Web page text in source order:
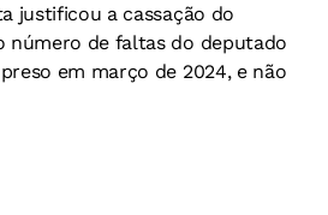
justificou a cassação do
número de faltas do deputado
em março de 2024, e não